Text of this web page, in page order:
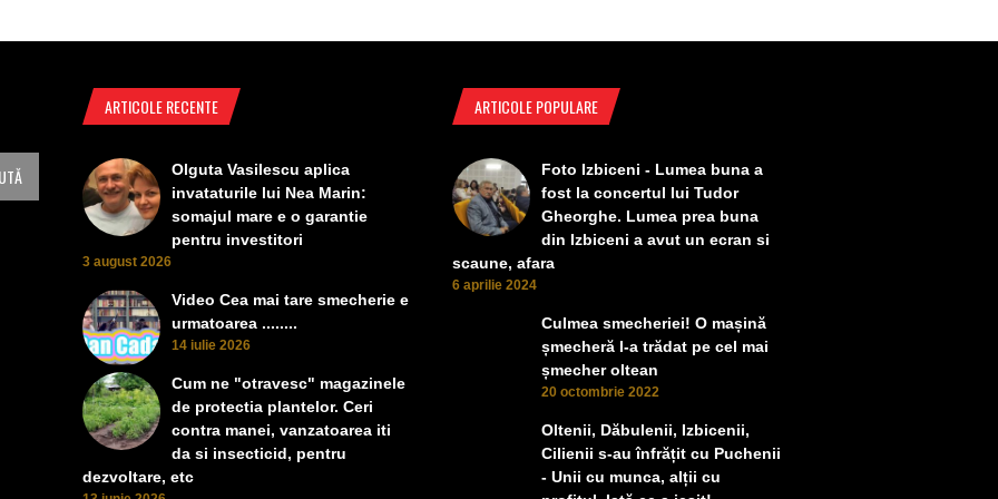
ARTICOLE RECENTE
Olguta Vasilescu aplica
invataturile lui Nea Marin:
somajul mare e o garantie
pentru investitori
3 august 2026
Video Cea mai tare smecherie e
urmatoarea ........
14 iulie 2026
Cum ne "otravesc" magazinele
de protectia plantelor. Ceri
contra manei, vanzatoarea iti
da si insecticid, pentru
dezvoltare, etc
ARTICOLE POPULARE
Foto Izbiceni - Lumea buna a
fost la concertul lui Tudor
Gheorghe. Lumea prea buna
din Izbiceni a avut un ecran si
scaune, afara
6 aprilie 2024
Culmea smecheriei! O mașină
șmecheră l-a trădat pe cel mai
șmecher oltean
20 octombrie 2022
Oltenii, Dăbulenii, Izbicenii,
Cilienii s-au înfrățit cu Puchenii
- Unii cu munca, alții cu